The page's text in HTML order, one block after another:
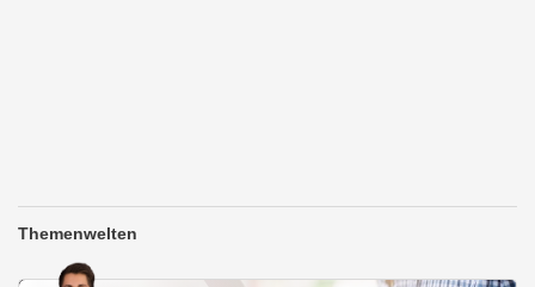
Themenwelten